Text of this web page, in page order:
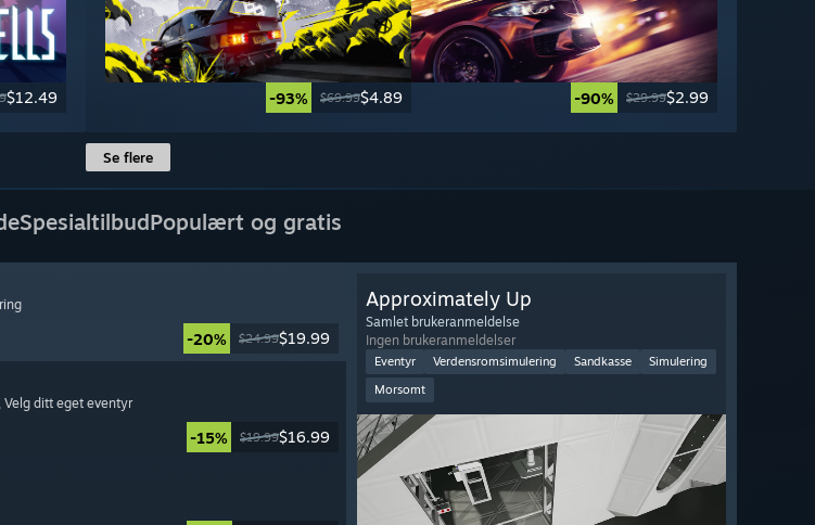
$12.49 -93% $69.99$4.89 -90% $29.99$2.99
Se flere
SpesialtilbudPopulært og gratis
-20% $24.99$19.99
, Velg ditt eget eventyr
-15% $19.99$16.99
Approximately Up
Samlet brukeranmeldelse
Ingen brukeranmeldelser
Eventyr Verdensromsimulering Sandkasse
Simulering
Morsomt